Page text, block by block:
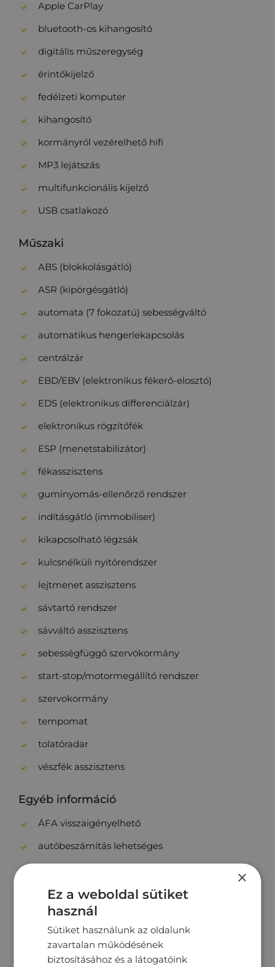
Apple CarPlay
bluetooth-os kihangosító
digitális műszeregység
érintőkijelző
fedélzeti komputer
kihangosító
kormányról vezérelhető hifi
MP3 lejátszás
multifunkcionális kijelző
USB csatlakozó
Műszaki
ABS (blokkolásgátló)
ASR (kipörgésgátló)
automata (7 fokozatú) sebességváltó
automatikus hengerlekapcsolás
centrálzár
EBD/EBV (elektronikus fékerő-elosztó)
EDS (elektronikus differenciálzár)
elektronikus rögzítőfék
ESP (menetstabilizátor)
fékasszisztens
guminyomás-ellenőrző rendszer
indításgátló (immobiliser)
kikapcsolható légzsák
kulcsnélküli nyitórendszer
lejtmenet asszisztens
sávtartó rendszer
sávváltó asszisztens
sebességfüggő szervókormány
start-stop/motormegállító rendszer
szervokormány
tempomat
tolatóradar
vészfék asszisztens
Egyéb információ
ÁFA visszaigényelhető
autóbeszámítás lehetséges
első tulajdonostól
garantált km futás
keveset futott
nem dohányzó
×
Ez a weboldal sütiket
használ
Sütiket használunk az oldalunk
zavartalan működésének
biztosításához és a látogatóink